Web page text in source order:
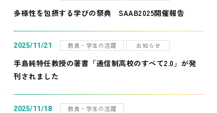
多様性を包摂する学びの祭典 SAAB2025開催報告
2025/11/21 教員・学生の活躍 お知らせ
手島純特任教授の著書「通信制高校のすべて2.0」が発
刊されました
2025/11/18 教員・学生の活躍